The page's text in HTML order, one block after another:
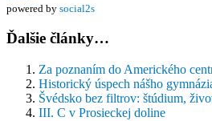
powered by social2s
Ďalšie články…
Za poznaním do Amerického
Historický úspech nášho
Švédsko bez filtrov: štúdium,
III. C v Prosieckej doline